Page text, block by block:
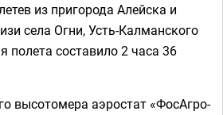
из пригорода Алейска и
села Огни, Усть-Калманского
полета составило 2 часа 36
высотомера аэростат «ФосАгро-